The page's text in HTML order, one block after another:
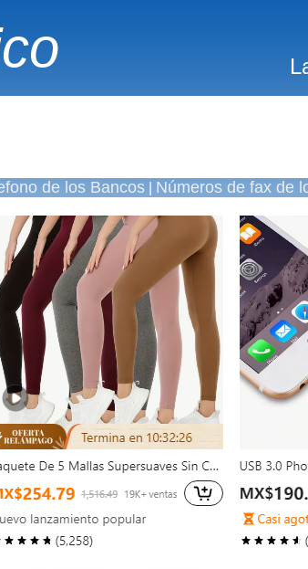
de los Bancos| Números de fax de